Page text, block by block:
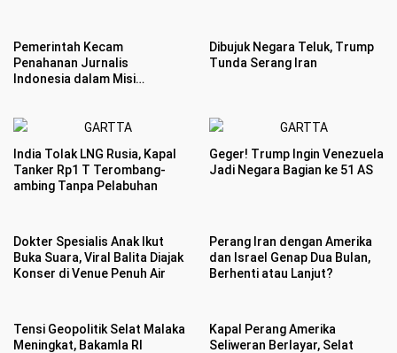
Pemerintah Kecam
Penahanan Jurnalis
Indonesia dalam Misi
Dibujuk Negara Teluk, Trump
Tunda Serang Iran
India Tolak LNG Rusia, Kapal
Tanker Rp1 T Terombang-
ambing Tanpa Pelabuhan
Geger! Trump Ingin Venezuela
Jadi Negara Bagian ke 51 AS
Dokter Spesialis Anak Ikut
Buka Suara, Viral Balita Diajak
Konser di Venue Penuh Air
Perang Iran dengan Amerika
dan Israel Genap Dua Bulan,
Berhenti atau Lanjut?
Tensi Geopolitik Selat Malaka
Meningkat, Bakamla RI
Kapal Perang Amerika
Seliweran Berlayar, Selat